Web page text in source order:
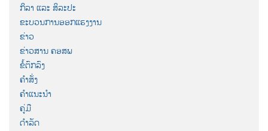
ກິລາ ແລະ ສິລະປະ
ຂະບວນການອອກແຮງງານ
ຂ່າວ
ຂ່າວສານ ຄອສພ
ຂໍ້ຕົກລົງ
ຄຳສັ່ງ
ຄຳແນະນຳ
ຄູ່ມື
ດຳລັດ